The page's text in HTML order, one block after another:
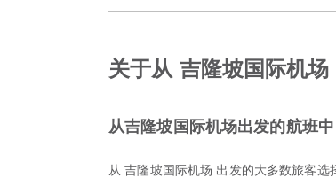
关于从 吉隆坡国际机
从吉隆坡国际机场出发的航班
从 吉隆坡国际机场 出发的大多数旅客选